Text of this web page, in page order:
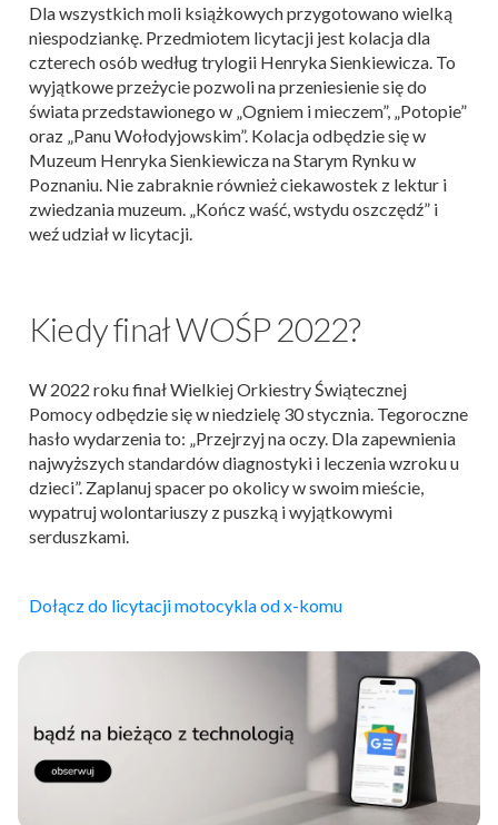
Dla wszystkich moli książkowych przygotowano wielką
niespodziankę. Przedmiotem licytacji jest kolacja dla
czterech osób według trylogii Henryka Sienkiewicza. To
wyjątkowe przeżycie pozwoli na przeniesienie się do
świata przedstawionego w „Ogniem i mieczem”, „Potopie”
oraz „Panu Wołodyjowskim”. Kolacja odbędzie się w
Muzeum Henryka Sienkiewicza na Starym Rynku w
Poznaniu. Nie zabraknie również ciekawostek z lektur i
zwiedzania muzeum. „Kończ waść, wstydu oszczędź” i
weź udział w licytacji.
Kiedy finał WOŚP 2022?
W 2022 roku finał Wielkiej Orkiestry Świątecznej
Pomocy odbędzie się w niedzielę 30 stycznia. Tegoroczne
hasło wydarzenia to: „Przejrzyj na oczy. Dla zapewnienia
najwyższych standardów diagnostyki i leczenia wzroku u
dzieci”. Zaplanuj spacer po okolicy w swoim mieście,
wypatruj wolontariuszy z puszką i wyjątkowymi
serduszkami.
Dołącz do licytacji motocykla od x-komu